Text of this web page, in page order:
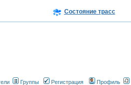
Состояние трасс
Группы Регистрация Профиль